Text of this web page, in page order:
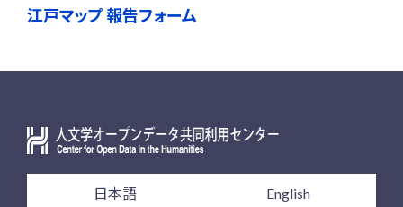
江戸マップ 報告フォーム
日本語 English